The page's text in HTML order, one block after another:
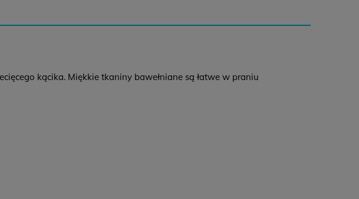
kącika. Miękkie tkaniny bawełniane są łatwe w praniu